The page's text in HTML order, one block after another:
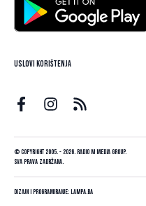
Uslovi korištenja
© Copyright 2005. - 2026. Radio M Media Group.
Sva prava zadržana.
Dizajn i programiranje:Lampa.ba